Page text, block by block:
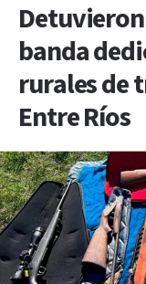
banda
rurales de
Entre Ríos